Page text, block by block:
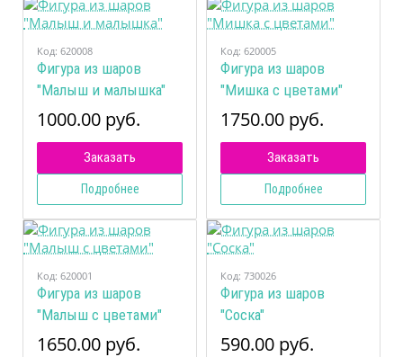
Код: 620008
Фигура из шаров
"Малыш и малышка"
1000.00 руб.
Заказать
Подробнее
Код: 620005
Фигура из шаров
"Мишка с цветами"
1750.00 руб.
Заказать
Подробнее
Код: 620001
Фигура из шаров
"Малыш с цветами"
1650.00 руб.
Код: 730026
Фигура из шаров
"Соска"
590.00 руб.